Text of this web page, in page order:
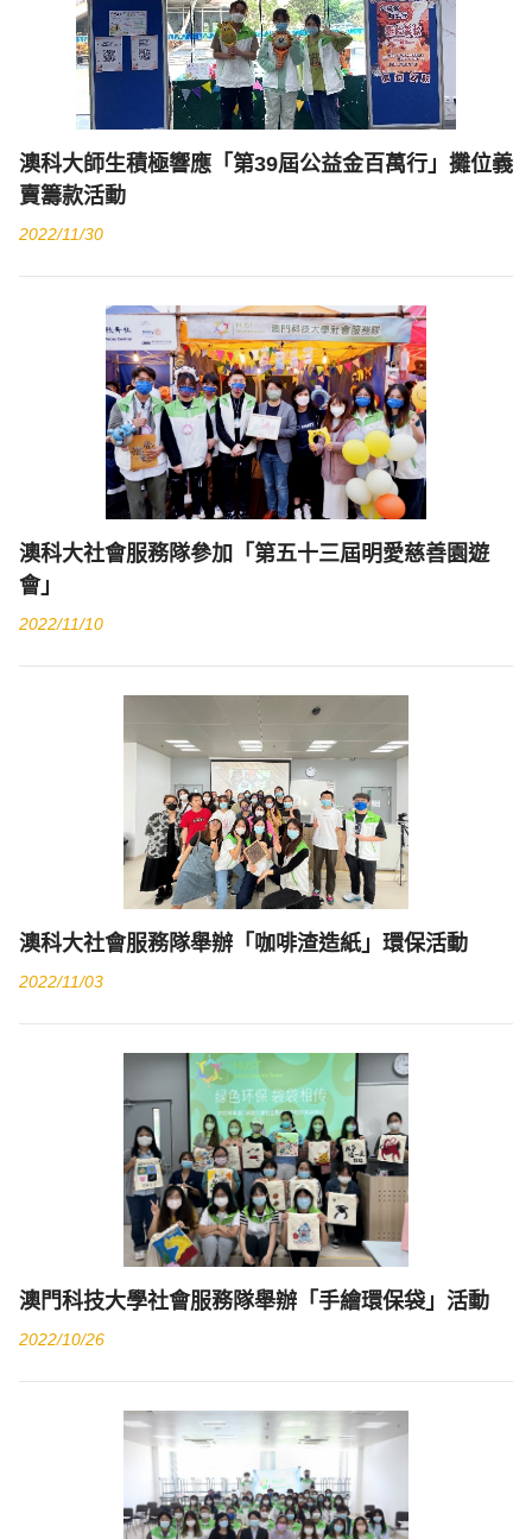
澳科大師生積極響應「第39屆公益金百萬行」攤位義
賣籌款活動
2022/11/30
澳科大社會服務隊參加「第五十三屆明愛慈善園遊
會」
2022/11/10
澳科大社會服務隊舉辦「咖啡渣造紙」環保活動
2022/11/03
澳門科技大學社會服務隊舉辦「手繪環保袋」活動
2022/10/26